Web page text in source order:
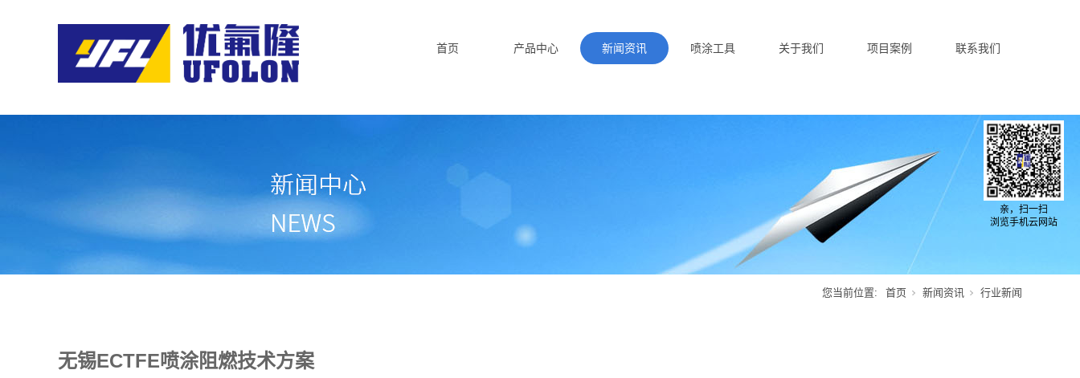
首页 产品中心 新闻资讯 喷涂工具 关于我们 项目案例 联系我们
您当前位置: 首页 新闻资讯 行业新闻
无锡ECTFE喷涂阻燃技术方案
亲，扫一扫
浏览手机云网站